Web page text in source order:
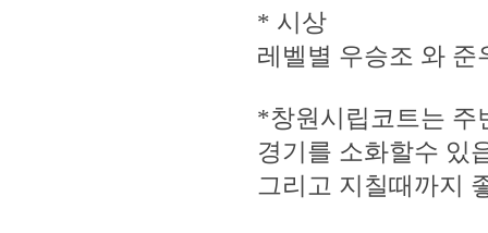
* 시상
레벨별 우승조 와 준
*창원시립코트는 주
경기를 소화할수 있
그리고 지칠때까지